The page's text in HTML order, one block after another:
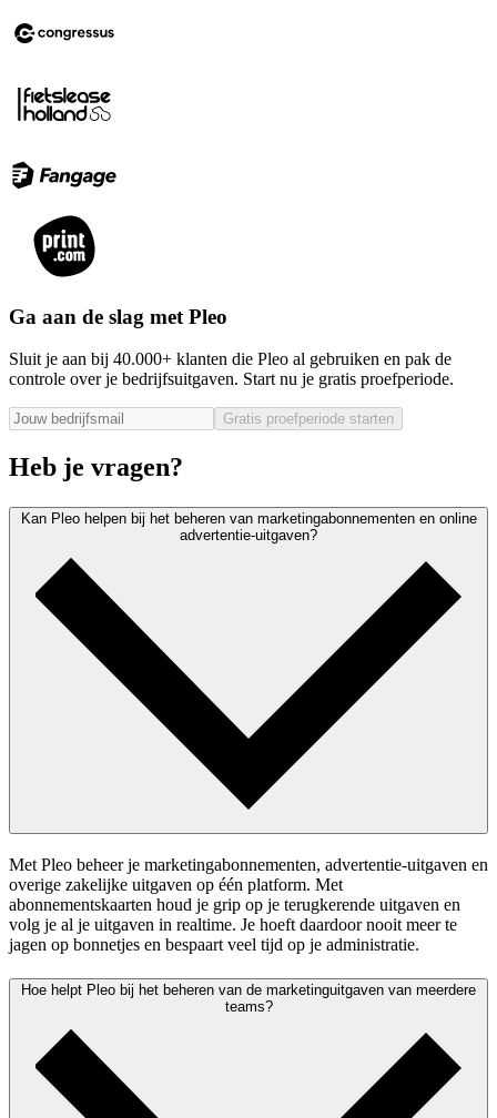
Ga aan de slag met Pleo
Sluit je aan bij 40.000+ klanten die Pleo al gebruiken en pak de
controle over je bedrijfsuitgaven. Start nu je gratis proefperiode.
Gratis proefperiode starten
Heb je vragen?
Kan Pleo helpen bij het beheren van marketingabonnementen en online
advertentie-uitgaven?
Met Pleo beheer je marketingabonnementen, advertentie-uitgaven en
overige zakelijke uitgaven op één platform. Met
abonnementskaarten houd je grip op je terugkerende uitgaven en
volg je al je uitgaven in realtime. Je hoeft daardoor nooit meer te
jagen op bonnetjes en bespaart veel tijd op je administratie.
Hoe helpt Pleo bij het beheren van de marketinguitgaven van meerdere
teams?